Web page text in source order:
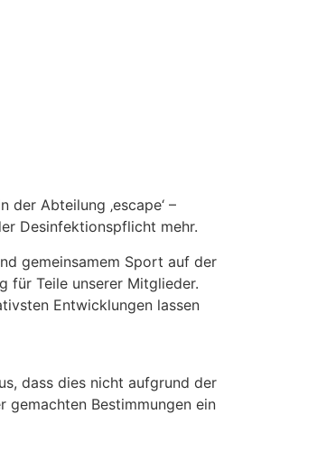
Abteilung ‚escape‘ –
Desinfektionspflicht mehr.
gemeinsamem Sport auf der
für Teile unserer Mitglieder.
Entwicklungen lassen
dass dies nicht aufgrund der
gemachten Bestimmungen ein